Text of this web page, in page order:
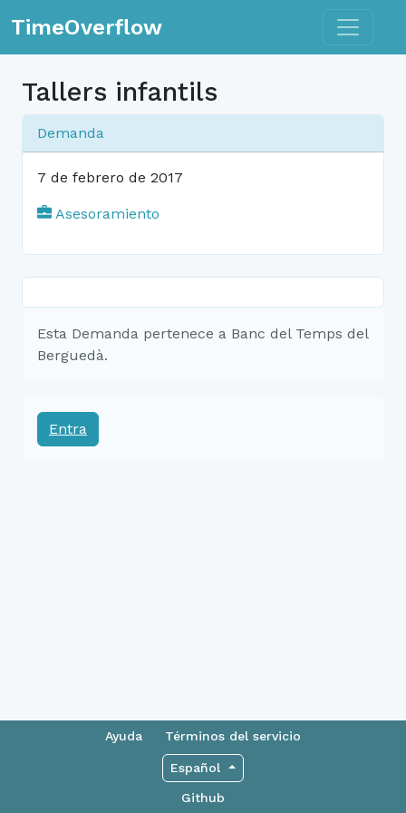
TimeOverflow Toggle
Tallers infantils
Demanda
7 de febrero de 2017
Asesoramiento
Esta Demanda pertenece a Banc del Temps del
Berguedà.
Entra
Ayuda Términos del servicio
Español
Github